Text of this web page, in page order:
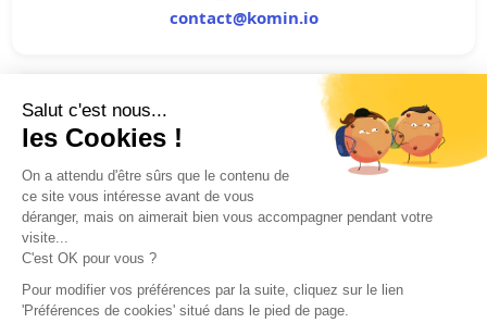
contact@komin.io
Téléphone :
+33 (0)6 64 20 69 30